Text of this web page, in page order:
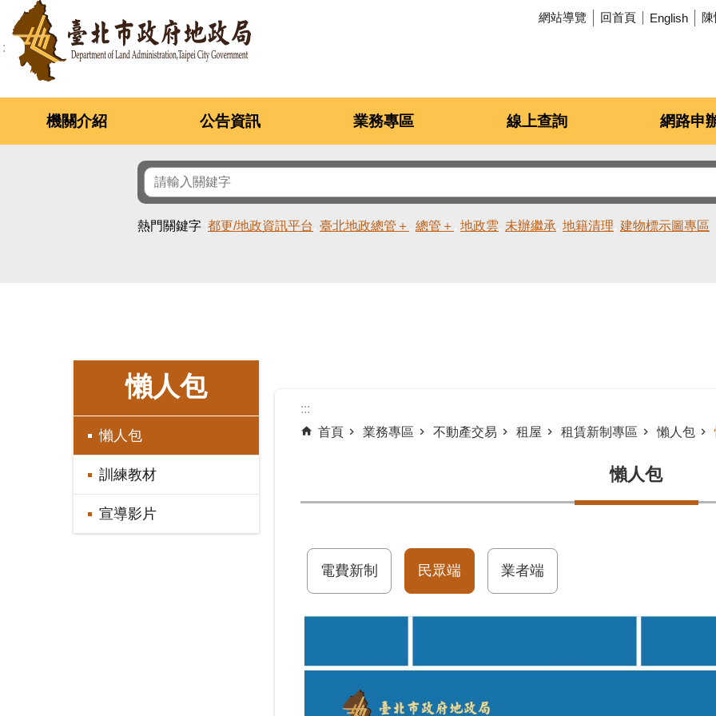
跳到主要內容區塊 網站導覽 回首頁 English
機關介紹 公告資訊 業務專區 線上查詢 網路申
熱門關鍵字 都更/地政資訊平台 臺北地政總管＋ 總管＋ 地政雲 未辦繼承 地籍清理 建物標示圖專區
懶人包
懶人包
訓練教材
宣導影片
:::
首頁
業務專區 不動產交易 租屋 租賃新制專區 懶人包
懶人包
電費新制 民眾端 業者端